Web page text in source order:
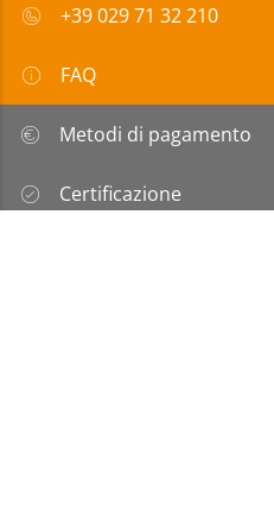
+39 029 71 32 210
FAQ
Metodi di pagamento
Certificazione